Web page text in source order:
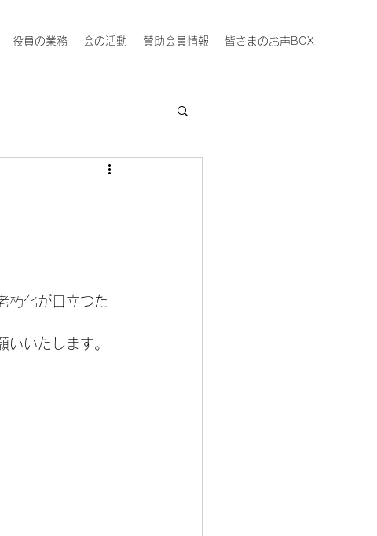
役員の業務 会の活動 賛助会員情報 皆さまのお声BOX
朽化が目立つた
いたします。